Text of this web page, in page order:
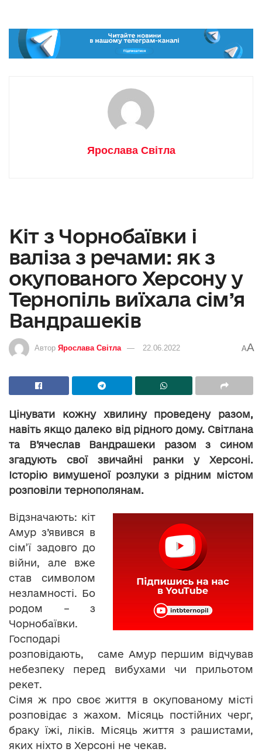
Ярослава Світла
Кіт з Чорнобаївки і
валіза з речами: як з
окупованого Херсону у
Тернопіль виїхала сім’я
Вандрашеків
Автор Ярослава Світла 22.06.2022 AA
Цінувати кожну хвилину проведену разом,
навіть якщо далеко від рідного дому. Світлана
та В’ячеслав Вандрашеки разом з сином
згадують свої звичайні ранки у Херсоні.
Історію вимушеної розлуки з рідним містом
розповіли тернополянам.
Відзначають: кіт
Амур з’явився в
сім’ї задовго до
війни, але вже
став символом
незламності. Бо
родом – з
Чорнобаївки.
Господарі
розповідають, саме Амур першим відчував
небезпеку перед вибухами чи прильотом
рекет.
Сімя ж про своє життя в окупованому місті
розповідає з жахом. Місяць постійних черг,
браку їжі, ліків. Місяць життя з рашистами,
яких ніхто в Херсоні не чекав.